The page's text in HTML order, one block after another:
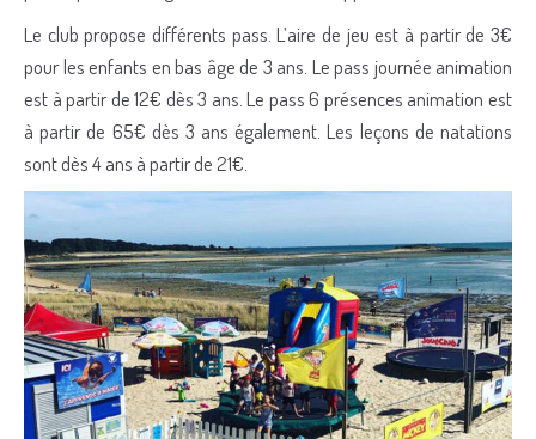
Le club propose différents pass. L’aire de jeu est à partir de 3€
pour les enfants en bas âge de 3 ans. Le pass journée animation
est à partir de 12€ dès 3 ans. Le pass 6 présences animation est
à partir de 65€ dès 3 ans également. Les leçons de natations
sont dès 4 ans à partir de 21€.